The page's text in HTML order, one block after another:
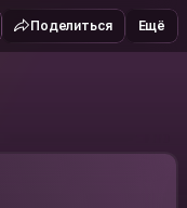
Поделиться Ещё